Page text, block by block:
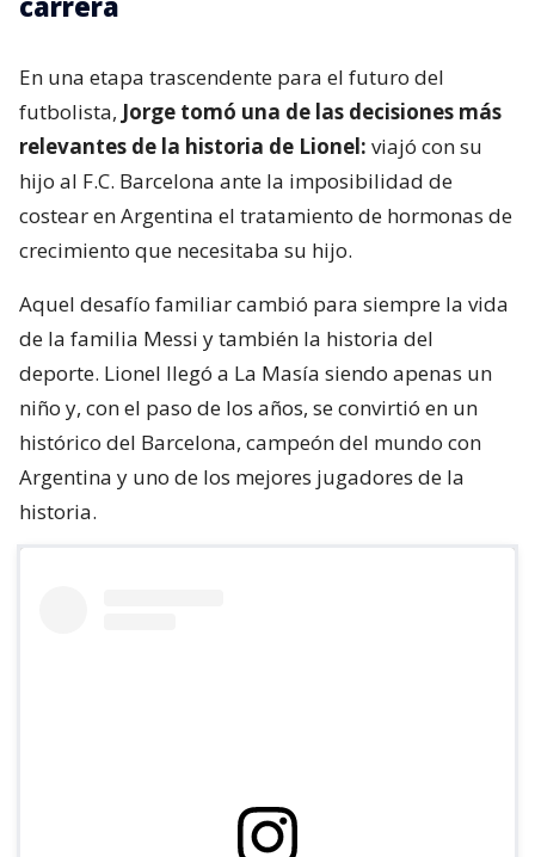
En una etapa trascendente para el futuro del
futbolista, Jorge tomó una de las decisiones más
relevantes de la historia de Lionel: viajó con su
hijo al F.C. Barcelona ante la imposibilidad de
costear en Argentina el tratamiento de hormonas de
crecimiento que necesitaba su hijo.
Aquel desafío familiar cambió para siempre la vida
de la familia Messi y también la historia del
deporte. Lionel llegó a La Masía siendo apenas un
niño y, con el paso de los años, se convirtió en un
histórico del Barcelona, campeón del mundo con
Argentina y uno de los mejores jugadores de la
historia.